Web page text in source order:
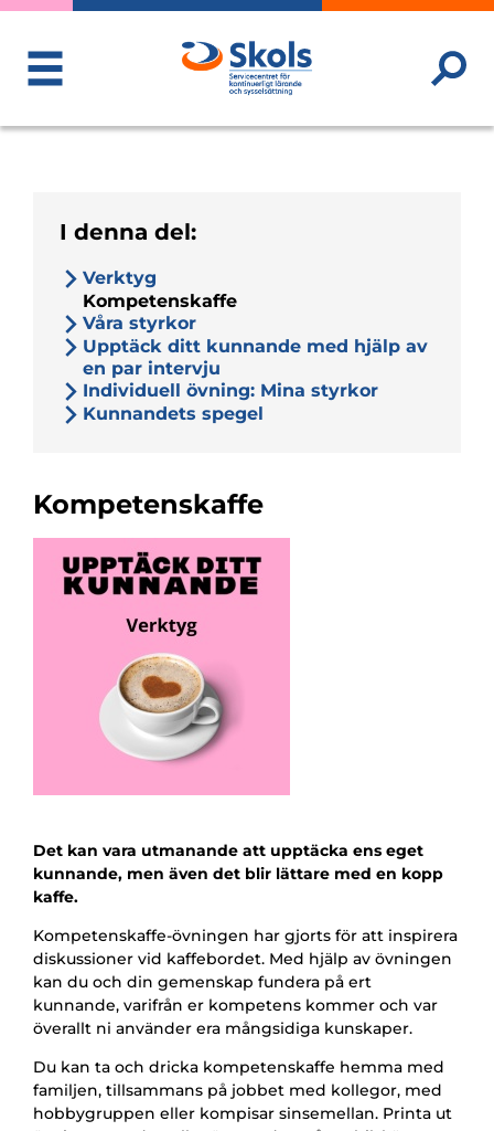
ToggleMenu
I denna del:
Verktyg
Kompetenskaffe
Våra styrkor
Upptäck ditt kunnande med hjälp av
en par intervju
Individuell övning: Mina styrkor
Kunnandets spegel
Kompetenskaffe
Det kan vara utmanande att upptäcka ens eget
kunnande, men även det blir lättare med en kopp
kaffe.
Kompetenskaffe-övningen har gjorts för att inspirera
diskussioner vid kaffebordet. Med hjälp av övningen
kan du och din gemenskap fundera på ert
kunnande, varifrån er kompetens kommer och var
överallt ni använder era mångsidiga kunskaper.
Du kan ta och dricka kompetenskaffe hemma med
familjen, tillsammans på jobbet med kollegor, med
hobbygruppen eller kompisar sinsemellan. Printa ut